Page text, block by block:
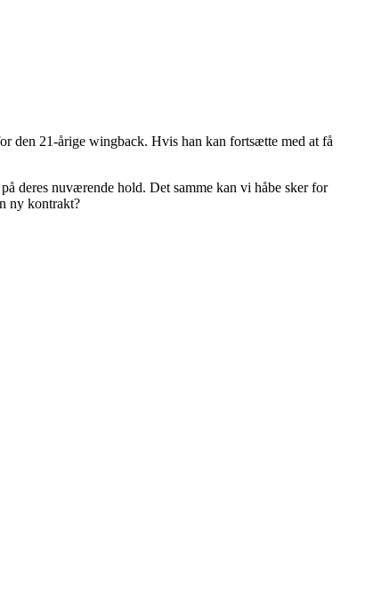
den 21-årige wingback. Hvis han kan fortsætte med at få
deres nuværende hold. Det samme kan vi håbe sker for
ny kontrakt?